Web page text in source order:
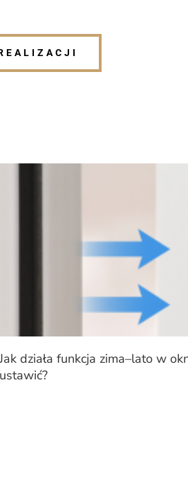
działa funkcja zima–lato w
ustawić?